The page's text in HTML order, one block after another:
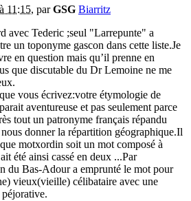
11:15, parGSG Biarritz
avec Tederic ;seul "Larrepunte" a
un toponyme gascon dans cette liste.Je
en question mais qu’il prenne en
que discutable du Dr Lemoine ne me
vous écrivez:votre étymologie de
aventureuse et pas seulement parce
tout un patronyme français répandu
donner la répartition géographique.Il
motxordin soit un mot composé à
été ainsi cassé en deux ...Par
du Bas-Adour a emprunté le mot pour
vieux(vieille) célibataire avec une